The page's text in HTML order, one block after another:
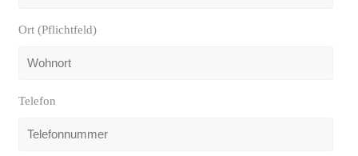
Ort (Pflichtfeld)
Telefon